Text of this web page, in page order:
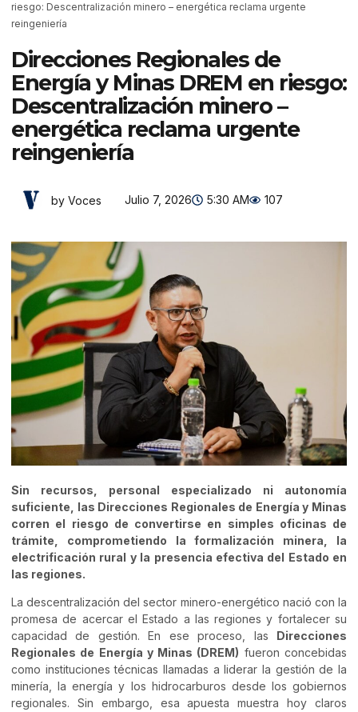
riesgo: Descentralización minero – energética reclama urgente
reingeniería
Direcciones Regionales de
Energía y Minas DREM en riesgo:
Descentralización minero –
energética reclama urgente
reingeniería
by Voces Julio 7, 2026 5:30 AM 107
Sin recursos, personal especializado ni autonomía
suficiente, las Direcciones Regionales de Energía y Minas
corren el riesgo de convertirse en simples oficinas de
trámite, comprometiendo la formalización minera, la
electrificación rural y la presencia efectiva del Estado en
las regiones.
La descentralización del sector minero-energético nació con la
promesa de acercar el Estado a las regiones y fortalecer su
capacidad de gestión. En ese proceso, las Direcciones
Regionales de Energía y Minas (DREM) fueron concebidas
como instituciones técnicas llamadas a liderar la gestión de la
minería, la energía y los hidrocarburos desde los gobiernos
regionales. Sin embargo, esa apuesta muestra hoy claros